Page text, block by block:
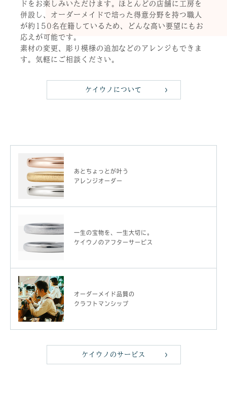
ドをお楽しみいただけます。ほとんどの店舗に工房を
併設し、オーダーメイドで培った得意分野を持つ職人
が約150名在籍しているため、どんな高い要望にもお
応えが可能です。
素材の変更、彫り模様の追加などのアレンジもできま
す。気軽にご相談ください。
ケイウノについて
あとちょっとが叶う
アレンジオーダー
一生の宝物を、一生大切に。
ケイウノのアフターサービス
オーダーメイド品質の
クラフトマンシップ
ケイウノのサービス